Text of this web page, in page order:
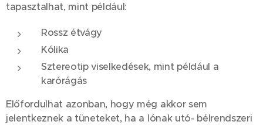
tapasztalhat, mint például:
Rossz étvágy
Kólika
Sztereotip viselkedések, mint például a
karórágás
Előfordulhat azonban, hogy még akkor sem
jelentkeznek a tüneteket, ha a lónak utó- bélrendszeri